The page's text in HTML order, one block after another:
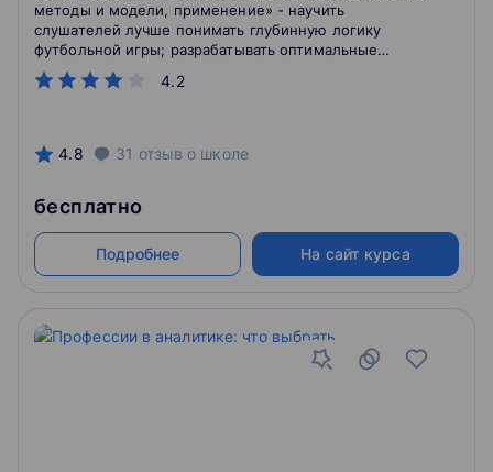
4.2
методы и модели, применение» - научить
слушателей лучше понимать глубинную логику
футбольной игры; разрабатывать оптимальные
рекомендации по организации национальных
футбольных турниров для достижения их
сборной команды страны, формируемой из
участников национального первенства, повышению
прогнозы исхода футбольных баталий.
4.8 31 отзыв о школе
бесплатно
Подробнее На сайт курса